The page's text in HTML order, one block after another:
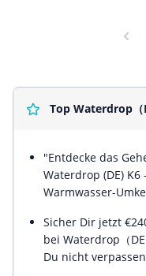
Top Waterdrop（
"Entdecke das
Waterdrop (DE)
Warmwasser-
Sicher Dir jetzt
bei Waterdrop（
Du nicht